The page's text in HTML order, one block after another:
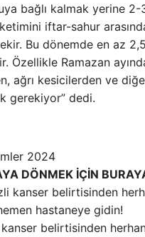
bağlı kalmak yerine 2-
iftar-sahur
Bu dönemde en az
Özellikle Ramazan
ağrı kesicilerden ve
gerekiyor” dedi.
DÖNMEK İÇİN
belirtisinden